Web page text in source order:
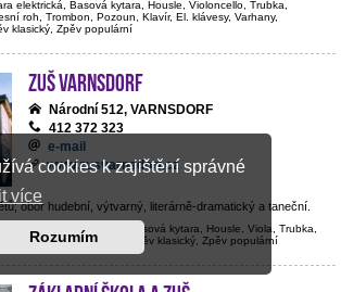
cookies k zajištění správné
více
Rozumím
elektrická, Basová kytara, Housle, Violoncello, Trubka,
roh, Trombon, Pozoun, Klavír, El. klávesy, Varhany,
klasický, Zpěv populární
ZUŠ Varnsdorf
Národní 512, VARNSDORF
412 372 323
e-mail
www.zusvarnsdorf.cz
obor hudební, výtvarný, literárně-dramatický a taneční.
elektrická, Kontrabas, Basová kytara, Housle, Viola, Trubka,
Klavír, Bicí nástroje, Zpěv klasický, Zpěv populární